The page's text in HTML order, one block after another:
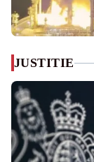
JUSTITIE